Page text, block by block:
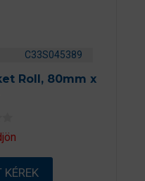
C33S045389
Roll, 80mm x